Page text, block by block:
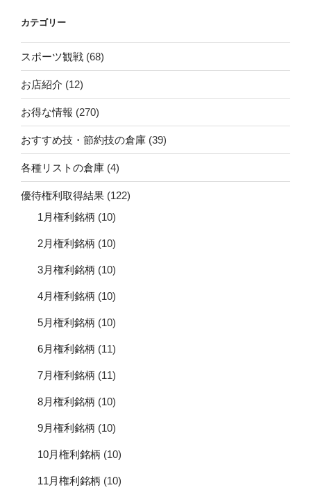
カテゴリー
スポーツ観戦 (68)
お店紹介 (12)
お得な情報 (270)
おすすめ技・節約技の倉庫 (39)
各種リストの倉庫 (4)
優待権利取得結果 (122)
1月権利銘柄 (10)
2月権利銘柄 (10)
3月権利銘柄 (10)
4月権利銘柄 (10)
5月権利銘柄 (10)
6月権利銘柄 (11)
7月権利銘柄 (11)
8月権利銘柄 (10)
9月権利銘柄 (10)
10月権利銘柄 (10)
11月権利銘柄 (10)